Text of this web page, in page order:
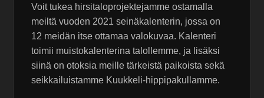
Voit tukea hirsitaloprojektejamme ostamalla
meiltä vuoden 2021 seinäkalenterin, jossa on
12 meidän itse ottamaa valokuvaa. Kalenteri
toimii muistokalenterina talollemme, ja lisäksi
siinä on otoksia meille tärkeistä paikoista sekä
seikkailuistamme Kuukkeli-hippipakullamme.